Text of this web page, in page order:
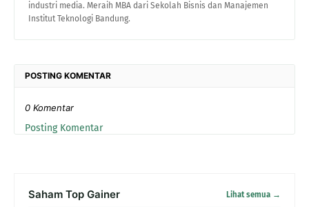
industri media. Meraih MBA dari Sekolah Bisnis dan Manajemen
Institut Teknologi Bandung.
POSTING KOMENTAR
0 Komentar
Posting Komentar
Saham Top Gainer Lihat semua →